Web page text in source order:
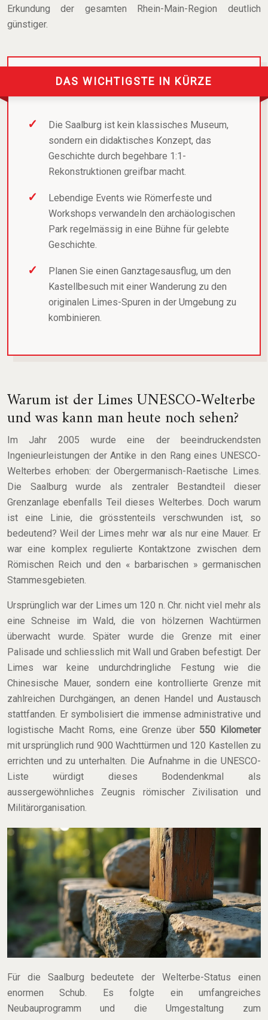
Erkundung der gesamten Rhein-Main-Region deutlich
günstiger.
DAS WICHTIGSTE IN KÜRZE
Die Saalburg ist kein klassisches Museum,
sondern ein didaktisches Konzept, das
Geschichte durch begehbare 1:1-
Rekonstruktionen greifbar macht.
Lebendige Events wie Römerfeste und
Workshops verwandeln den archäologischen
Park regelmässig in eine Bühne für gelebte
Geschichte.
Planen Sie einen Ganztagesausflug, um den
Kastellbesuch mit einer Wanderung zu den
originalen Limes-Spuren in der Umgebung zu
kombinieren.
Warum ist der Limes UNESCO-Welterbe
und was kann man heute noch sehen?
Im Jahr 2005 wurde eine der beeindruckendsten
Ingenieurleistungen der Antike in den Rang eines UNESCO-
Welterbes erhoben: der Obergermanisch-Raetische Limes.
Die Saalburg wurde als zentraler Bestandteil dieser
Grenzanlage ebenfalls Teil dieses Welterbes. Doch warum
ist eine Linie, die grösstenteils verschwunden ist, so
bedeutend? Weil der Limes mehr war als nur eine Mauer. Er
war eine komplex regulierte Kontaktzone zwischen dem
Römischen Reich und den « barbarischen » germanischen
Stammesgebieten.
Ursprünglich war der Limes um 120 n. Chr. nicht viel mehr als
eine Schneise im Wald, die von hölzernen Wachtürmen
überwacht wurde. Später wurde die Grenze mit einer
Palisade und schliesslich mit Wall und Graben befestigt. Der
Limes war keine undurchdringliche Festung wie die
Chinesische Mauer, sondern eine kontrollierte Grenze mit
zahlreichen Durchgängen, an denen Handel und Austausch
stattfanden. Er symbolisiert die immense administrative und
logistische Macht Roms, eine Grenze über 550 Kilometer
mit ursprünglich rund 900 Wachttürmen und 120 Kastellen zu
errichten und zu unterhalten. Die Aufnahme in die UNESCO-
Liste würdigt dieses Bodendenkmal als
aussergewöhnliches Zeugnis römischer Zivilisation und
Militärorganisation.
Für die Saalburg bedeutete der Welterbe-Status einen
enormen Schub. Es folgte ein umfangreiches
Neubauprogramm und die Umgestaltung zum